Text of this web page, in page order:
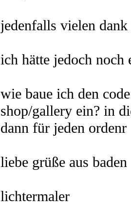
jedenfalls vielen
ich hätte jedoch noch
wie baue ich den
shop/gallery ein? in
dann für jeden
liebe grüße aus
lichtermaler